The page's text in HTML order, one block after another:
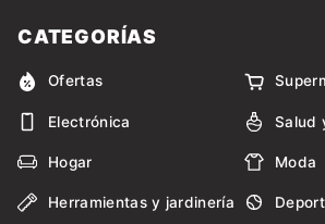
CATEGORÍAS
Ofertas
Electrónica Salud
Hogar Moda
Herramientas y jardinería